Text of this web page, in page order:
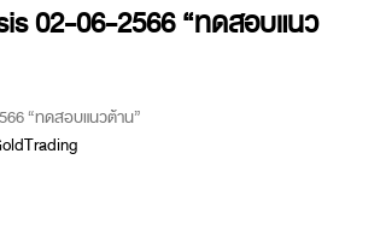
02-06-2566 “ทดสอบแนว
“ทดสอบแนวต้าน”